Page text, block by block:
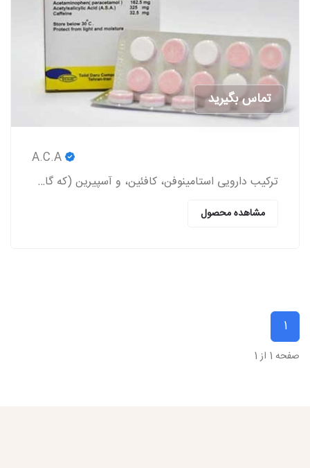
تماس بگیرید
ترکیب دارویی استامینوفن، کافئین، و آسپیرین (که گاهی اوقات به صورت عامیانه با مخفف ACA شناخته می‌شود) یک داروی مسکن بدون نسخه است.
مشاهده محصول
1
صفحه 1 از 1